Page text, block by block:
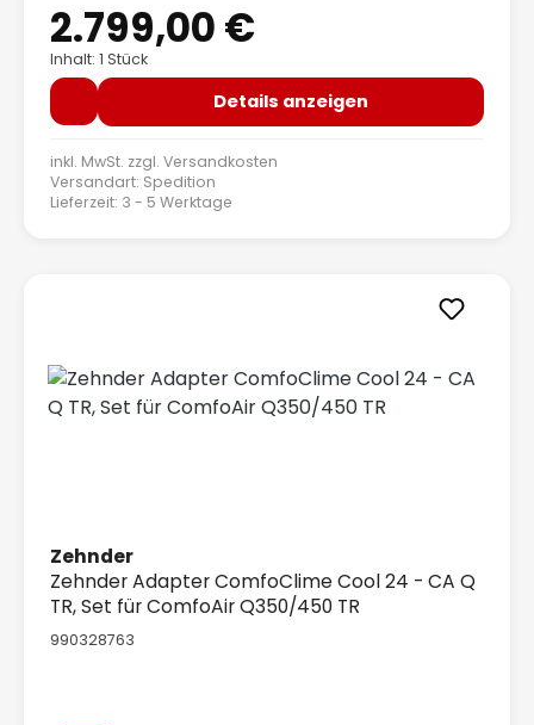
Regulärer Preis:
2.799,00 €
Inhalt: 1 Stück
Details anzeigen
inkl. MwSt. zzgl. Versandkosten
Versandart: Spedition
Lieferzeit: 3 - 5 Werktage
Zehnder
Zehnder Adapter ComfoClime Cool 24 - CA Q
TR, Set für ComfoAir Q350/450 TR
990328763